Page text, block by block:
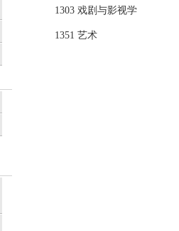
1303 戏剧与影视学
1351 艺术